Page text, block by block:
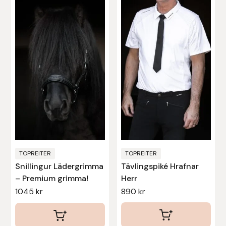
TOPREITER
Snillingur Lädergrimma
– Premium grimma!
1045kr
TOPREITER
Tävlingspiké Hrafnar
Herr
890 kr
produkten
har
flera
varianter.
De
olika
alternativen
kan
på
produktsidan
Natur & Kultur bokförlag
Nyttorp
Professional’s Choice